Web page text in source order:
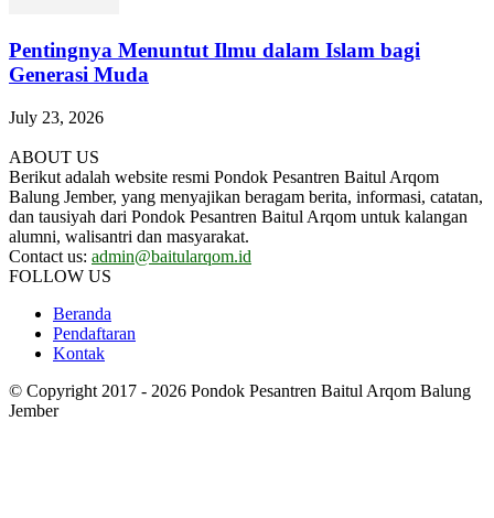
Pentingnya Menuntut Ilmu dalam Islam bagi
Generasi Muda
July 23, 2026
ABOUT US
Berikut adalah website resmi Pondok Pesantren Baitul Arqom
Balung Jember, yang menyajikan beragam berita, informasi, catatan,
dan tausiyah dari Pondok Pesantren Baitul Arqom untuk kalangan
alumni, walisantri dan masyarakat.
Contact us: admin@baitularqom.id
FOLLOW US
Beranda
Pendaftaran
Kontak
© Copyright 2017 - 2026 Pondok Pesantren Baitul Arqom Balung
Jember